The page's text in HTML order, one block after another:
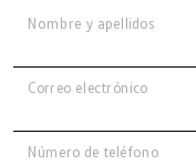
Nombre y apellidos
Correo electrónico
Número de teléfono